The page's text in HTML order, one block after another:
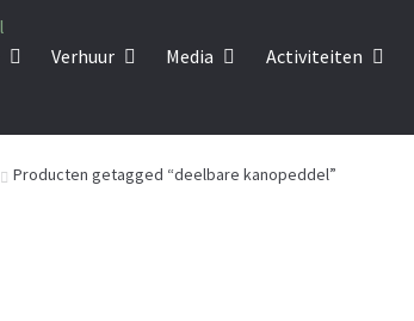
Verhuur Media Activiteiten
Producten getagged “deelbare kanopeddel”